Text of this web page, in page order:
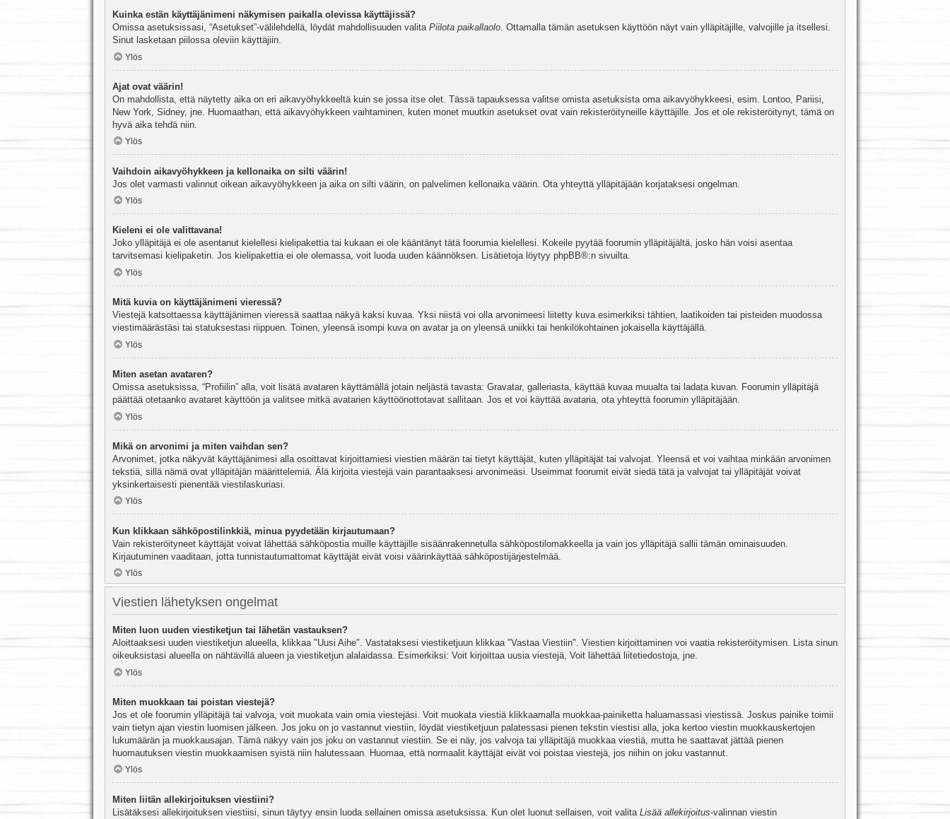
Kuinka estän käyttäjänimeni näkymisen paikalla olevissa käyttäjissä?
Omissa asetuksissasi, “Asetukset”-välilehdellä, löydät mahdollisuuden valita Piilota paikallaolo. Ottamalla tämän asetuksen käyttöön näyt vain ylläpitäjille, valvojille ja itsellesi.
Sinut lasketaan piilossa oleviin käyttäjiin.
Ylös
Ajat ovat väärin!
On mahdollista, että näytetty aika on eri aikavyöhykkeeltä kuin se jossa itse olet. Tässä tapauksessa valitse omista asetuksista oma aikavyöhykkeesi, esim. Lontoo, Pariisi,
New York, Sidney, jne. Huomaathan, että aikavyöhykkeen vaihtaminen, kuten monet muutkin asetukset ovat vain rekisteröityneille käyttäjille. Jos et ole rekisteröitynyt, tämä on
hyvä aika tehdä niin.
Ylös
Vaihdoin aikavyöhykkeen ja kellonaika on silti väärin!
Jos olet varmasti valinnut oikean aikavyöhykkeen ja aika on silti väärin, on palvelimen kellonaika väärin. Ota yhteyttä ylläpitäjään korjataksesi ongelman.
Ylös
Kieleni ei ole valittavana!
Joko ylläpitäjä ei ole asentanut kielellesi kielipakettia tai kukaan ei ole kääntänyt tätä foorumia kielellesi. Kokeile pyytää foorumin ylläpitäjältä, josko hän voisi asentaa
tarvitsemasi kielipaketin. Jos kielipakettia ei ole olemassa, voit luoda uuden käännöksen. Lisätietoja löytyy phpBB®:n sivuilta.
Ylös
Mitä kuvia on käyttäjänimeni vieressä?
Viestejä katsottaessa käyttäjänimen vieressä saattaa näkyä kaksi kuvaa. Yksi niistä voi olla arvonimeesi liitetty kuva esimerkiksi tähtien, laatikoiden tai pisteiden muodossa
viestimäärästäsi tai statuksestasi riippuen. Toinen, yleensä isompi kuva on avatar ja on yleensä uniikki tai henkilökohtainen jokaisella käyttäjällä.
Ylös
Miten asetan avataren?
Omissa asetuksissa, “Profiilin” alla, voit lisätä avataren käyttämällä jotain neljästä tavasta: Gravatar, galleriasta, käyttää kuvaa muualta tai ladata kuvan. Foorumin ylläpitäjä
päättää otetaanko avataret käyttöön ja valitsee mitkä avatarien käyttöönottotavat sallitaan. Jos et voi käyttää avataria, ota yhteyttä foorumin ylläpitäjään.
Ylös
Mikä on arvonimi ja miten vaihdan sen?
Arvonimet, jotka näkyvät käyttäjänimesi alla osoittavat kirjoittamiesi viestien määrän tai tietyt käyttäjät, kuten ylläpitäjät tai valvojat. Yleensä et voi vaihtaa minkään arvonimen
tekstiä, sillä nämä ovat ylläpitäjän määrittelemiä. Älä kirjoita viestejä vain parantaaksesi arvonimeäsi. Useimmat foorumit eivät siedä tätä ja valvojat tai ylläpitäjät voivat
yksinkertaisesti pienentää viestilaskuriasi.
Ylös
Kun klikkaan sähköpostilinkkiä, minua pyydetään kirjautumaan?
Vain rekisteröityneet käyttäjät voivat lähettää sähköpostia muille käyttäjille sisäänrakennetulla sähköpostilomakkeella ja vain jos ylläpitäjä sallii tämän ominaisuuden.
Kirjautuminen vaaditaan, jotta tunnistautumattomat käyttäjät eivät voisi väärinkäyttää sähköpostijärjestelmää.
Ylös
Viestien lähetyksen ongelmat
Miten luon uuden viestiketjun tai lähetän vastauksen?
Aloittaaksesi uuden viestiketjun alueella, klikkaa "Uusi Aihe". Vastataksesi viestiketjuun klikkaa "Vastaa Viestiin". Viestien kirjoittaminen voi vaatia rekisteröitymisen. Lista sinun
oikeuksistasi alueella on nähtävillä alueen ja viestiketjun alalaidassa. Esimerkiksi: Voit kirjoittaa uusia viestejä, Voit lähettää liitetiedostoja, jne.
Ylös
Miten muokkaan tai poistan viestejä?
Jos et ole foorumin ylläpitäjä tai valvoja, voit muokata vain omia viestejäsi. Voit muokata viestiä klikkaamalla muokkaa-painiketta haluamassasi viestissä. Joskus painike toimii
vain tietyn ajan viestin luomisen jälkeen. Jos joku on jo vastannut viestiin, löydät viestiketjuun palatessasi pienen tekstin viestisi alla, joka kertoo viestin muokkauskertojen
lukumäärän ja muokkausajan. Tämä näkyy vain jos joku on vastannut viestiin. Se ei näy, jos valvoja tai ylläpitäjä muokkaa viestiä, mutta he saattavat jättää pienen
huomautuksen viestin muokkaamisen syistä niin halutessaan. Huomaa, että normaalit käyttäjät eivät voi poistaa viestejä, jos niihin on joku vastannut.
Ylös
Miten liitän allekirjoituksen viestiini?
Lisätäksesi allekirjoituksen viestiisi, sinun täytyy ensin luoda sellainen omissa asetuksissa. Kun olet luonut sellaisen, voit valita Lisää allekirjoitus-valinnan viestin